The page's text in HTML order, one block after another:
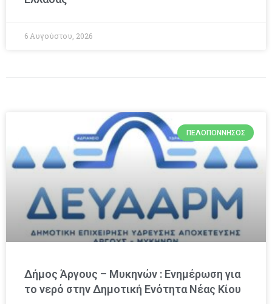
6 Αυγούστου, 2026
ΠΕΛΟΠΌΝΝΗΣΟΣ
Δήμος Άργους – Μυκηνών : Ενημέρωση για
το νερό στην Δημοτική Ενότητα Νέας Κίου